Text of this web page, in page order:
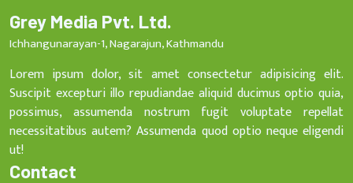
Grey Media Pvt. Ltd.
Ichhangunarayan-1, Nagarajun, Kathmandu
Lorem ipsum dolor, sit amet consectetur adipisicing elit.
Suscipit excepturi illo repudiandae aliquid ducimus optio quia,
possimus, assumenda nostrum fugit voluptate repellat
necessitatibus autem? Assumenda quod optio neque eligendi
ut!
Contact